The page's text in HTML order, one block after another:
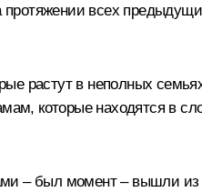
всех
растут в неполных
которые находятся в
– был момент – вышли